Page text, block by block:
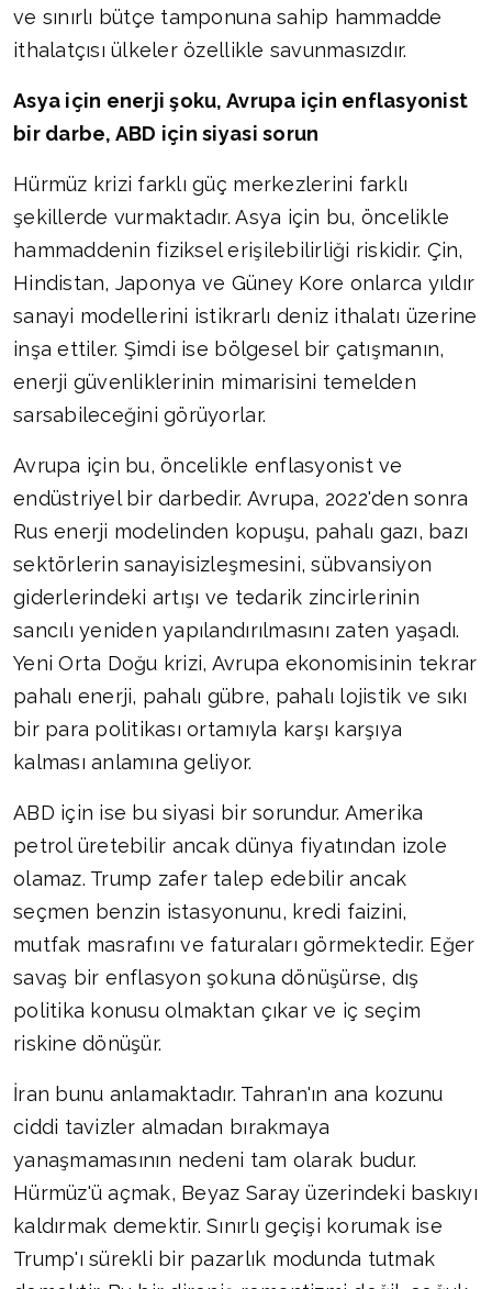
ve sınırlı bütçe tamponuna sahip hammadde
ithalatçısı ülkeler özellikle savunmasızdır.
Asya için enerji şoku, Avrupa için enflasyonist
bir darbe, ABD için siyasi sorun
Hürmüz krizi farklı güç merkezlerini farklı
şekillerde vurmaktadır. Asya için bu, öncelikle
hammaddenin fiziksel erişilebilirliği riskidir. Çin,
Hindistan, Japonya ve Güney Kore onlarca yıldır
sanayi modellerini istikrarlı deniz ithalatı üzerine
inşa ettiler. Şimdi ise bölgesel bir çatışmanın,
enerji güvenliklerinin mimarisini temelden
sarsabileceğini görüyorlar.
Avrupa için bu, öncelikle enflasyonist ve
endüstriyel bir darbedir. Avrupa, 2022'den sonra
Rus enerji modelinden kopuşu, pahalı gazı, bazı
sektörlerin sanayisizleşmesini, sübvansiyon
giderlerindeki artışı ve tedarik zincirlerinin
sancılı yeniden yapılandırılmasını zaten yaşadı.
Yeni Orta Doğu krizi, Avrupa ekonomisinin tekrar
pahalı enerji, pahalı gübre, pahalı lojistik ve sıkı
bir para politikası ortamıyla karşı karşıya
kalması anlamına geliyor.
ABD için ise bu siyasi bir sorundur. Amerika
petrol üretebilir ancak dünya fiyatından izole
olamaz. Trump zafer talep edebilir ancak
seçmen benzin istasyonunu, kredi faizini,
mutfak masrafını ve faturaları görmektedir. Eğer
savaş bir enflasyon şokuna dönüşürse, dış
politika konusu olmaktan çıkar ve iç seçim
riskine dönüşür.
İran bunu anlamaktadır. Tahran'ın ana kozunu
ciddi tavizler almadan bırakmaya
yanaşmamasının nedeni tam olarak budur.
Hürmüz'ü açmak, Beyaz Saray üzerindeki baskıyı
kaldırmak demektir. Sınırlı geçişi korumak ise
Trump'ı sürekli bir pazarlık modunda tutmak